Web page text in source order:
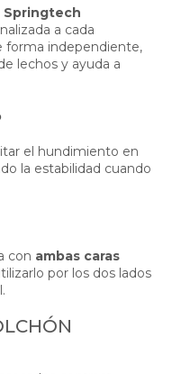
Springtech
a cada
forma independiente,
lechos y ayuda a
el hundimiento en
la estabilidad cuando
con ambas caras
por los dos lados